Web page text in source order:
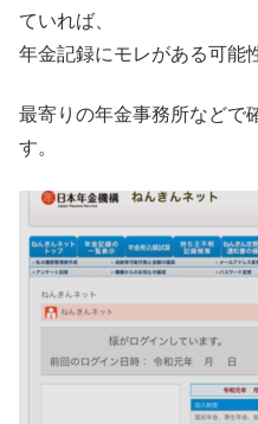
ていれば、
年金記録にモレがある可能
最寄りの年金事務所などで
す。